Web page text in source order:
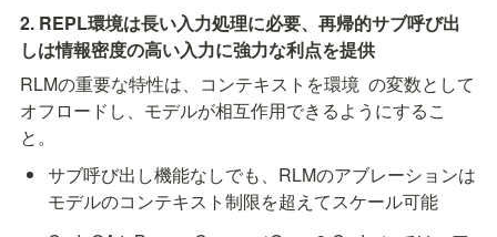
2. REPL環境は長い入力処理に必要、再帰的サブ呼び出
しは情報密度の高い入力に強力な利点を提供
RLMの重要な特性は、コンテキストを環境 の変数として
オフロードし、モデルが相互作用できるようにするこ
と。
サブ呼び出し機能なしでも、RLMのアブレーションは
モデルのコンテキスト制限を超えてスケール可能